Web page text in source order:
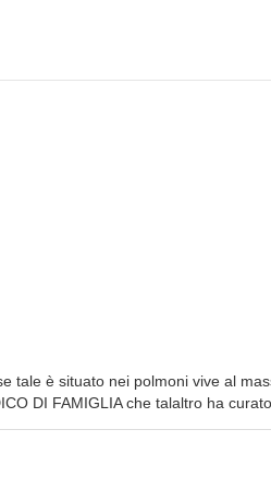
tale è situato nei polmoni vive al
DI FAMIGLIA che talaltro ha curato